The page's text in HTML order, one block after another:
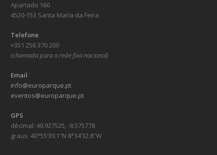
Apartado 160
4520-153 Santa Maria da Feira
Telefone
+351 256 370 200
(chamada para a rede fixa nacional)
Email
info@europarque.pt
eventos@europarque.pt
GPS
décimal: 40.927525, -8.575778
graus: 40°55’39.1″N 8°34’32.8″W